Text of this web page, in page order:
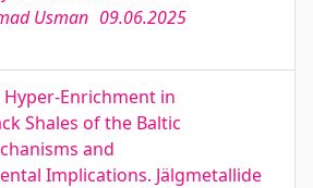
Usman 09.06.2025
Hyper-Enrichment in
Shales of the Baltic
and
Implications. Jälgmetallide